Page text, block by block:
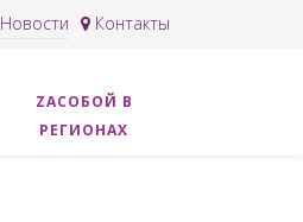
Новости Контакты
ZAСОБОЙ В
РЕГИОНАХ